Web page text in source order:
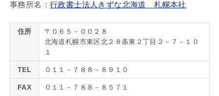
事務所名： 行政書士法人きずな北海道 札幌本社
住所
〒０６５－００２８
北海道札幌市東区北２８条東２丁目２－７－１０
１
TEL ０１１－７８８－８９１０
FAX ０１１－７８８－８５７１